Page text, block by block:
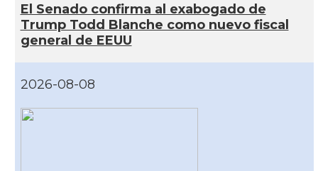
El Senado confirma al exabogado de
Trump Todd Blanche como nuevo fiscal
general de EEUU
2026-08-08